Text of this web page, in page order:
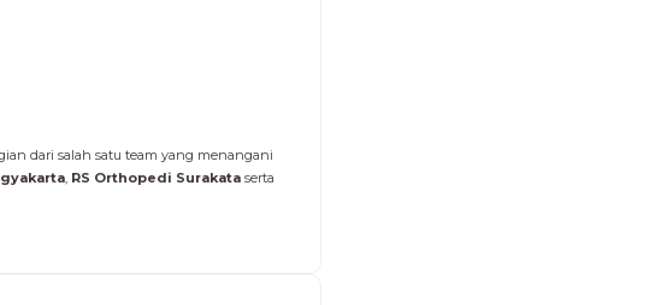
dari salah satu team yang menangani
, RS Orthopedi Surakataserta